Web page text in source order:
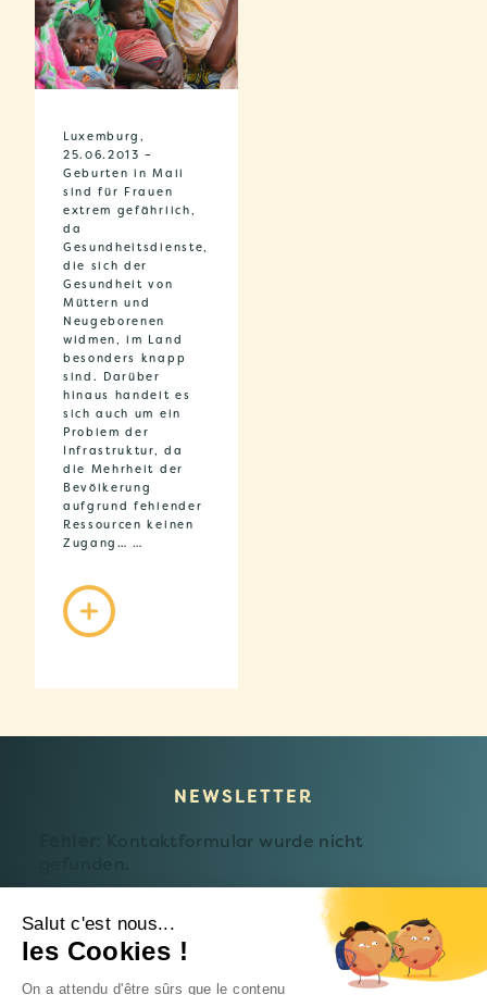
Luxemburg,
25.06.2013 –
Geburten in Mali
sind für Frauen
extrem gefährlich,
da
Gesundheitsdienste,
die sich der
Gesundheit von
Müttern und
Neugeborenen
widmen, im Land
besonders knapp
sind. Darüber
hinaus handelt es
sich auch um ein
Problem der
Infrastruktur, da
die Mehrheit der
Bevölkerung
aufgrund fehlender
Ressourcen keinen
Zugang… …
NEWSLETTER
Kontaktformular wurde nicht
Datenschutzerklärung
Salut c'est nous...
les Cookies !
On a attendu d'être sûrs que le contenu